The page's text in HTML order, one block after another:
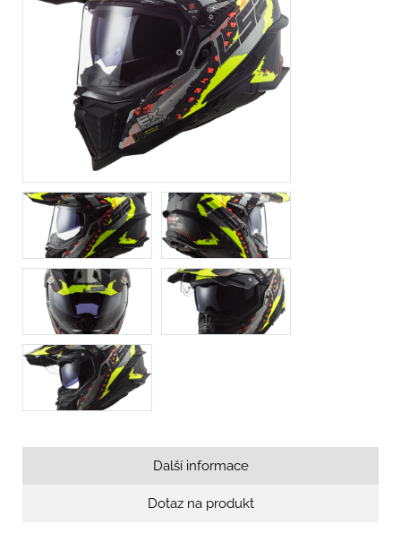
Další informace
Dotaz na produkt